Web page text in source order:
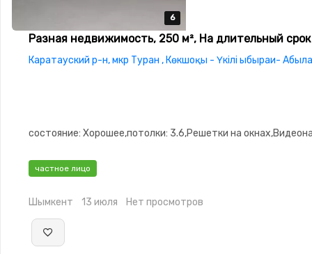
6
6
6
6
6
Разная недвижимость, 250 м², На длительный срок
Каратауский р-н, мкр Туран , Көкшоқы - Үкілі ыбыраи-
состояние: Хорошее,потолки: 3.6,Решетки на
частное лицо
Шымкент 13 июля Нет просмотров